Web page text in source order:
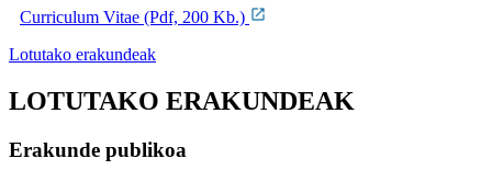
Curriculum Vitae (Pdf, 200 Kb.)
Lotutako erakundeak
LOTUTAKO ERAKUNDEAK
Erakunde publikoa